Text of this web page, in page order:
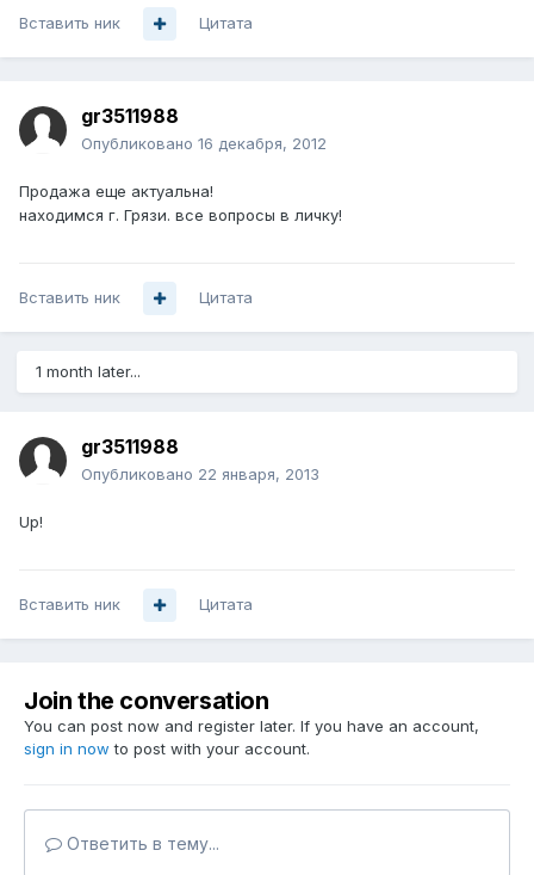
Вставить ник Цитата
gr3511988
Опубликовано 16 декабря, 2012
Продажа еще актуальна!
находимся г. Грязи. все вопросы в личку!
Вставить ник Цитата
1 month later...
gr3511988
Опубликовано 22 января, 2013
Up!
Вставить ник Цитата
Join the conversation
You can post now and register later. If you have an account,
sign in now to post with your account.
Ответить в тему...